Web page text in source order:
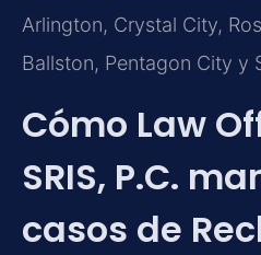
Arlington, Crystal City,
Ballston, Pentagon City y
Cómo Law
SRIS, P.C.
casos de